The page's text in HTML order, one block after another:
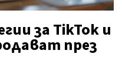
за TikTok и
през